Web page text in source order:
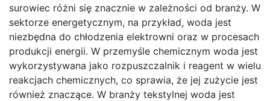
surowiec różni się znacznie w zależności od branży. W
sektorze energetycznym, na przykład, woda jest
niezbędna do chłodzenia elektrowni oraz w procesach
produkcji energii. W przemyśle chemicznym woda jest
wykorzystywana jako rozpuszczalnik i reagent w wielu
reakcjach chemicznych, co sprawia, że jej zużycie jest
również znaczące. W branży tekstylnej woda jest